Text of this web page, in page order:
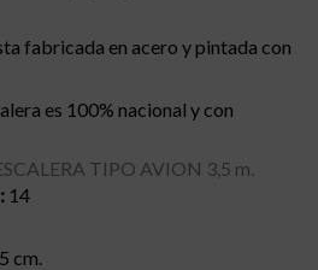
fabricada en acero y pintada con
es 100% nacional y con
TIPO AVION 3,5 m.
14
cm.